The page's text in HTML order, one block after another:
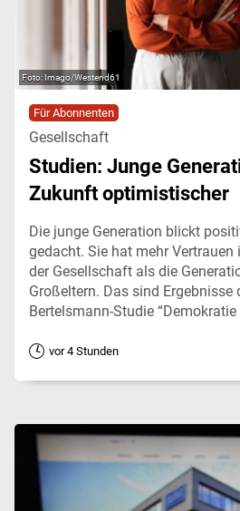
Imago/Westend61
Für Abonnenten
Gesellschaft
Studien: Junge
Zukunft optimistischer
Die junge Generation blickt
gedacht. Sie hat mehr
der Gesellschaft als die
Großeltern. Das sind Ergebnisse
Bertelsmann-Studie
vor 4 Stunden